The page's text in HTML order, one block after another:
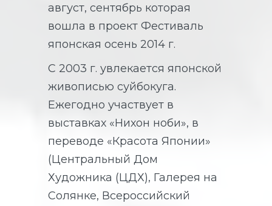
август, сентябрь которая
вошла в проект Фестиваль
японская осень 2014 г.
С 2003 г. увлекается японской
живописью суйбокуга.
Ежегодно участвует в
выставках «Нихон ноби», в
переводе «Красота Японии»
(Центральный Дом
Художника (ЦДХ), Галерея на
Солянке, Всероссийский